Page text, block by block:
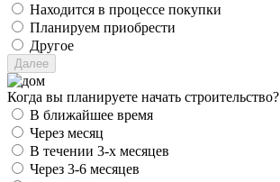
Находится в процессе покупки
Планируем приобрести
Другое
Когда вы планируете начать строительство?
В ближайшее время
Через месяц
В течении 3-х месяцев
Через 3-6 месяцев